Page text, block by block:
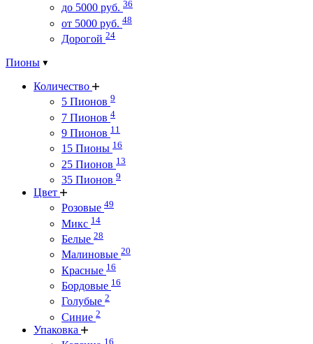
до 5000 руб. 36
от 5000 руб. 48
Дорогой 24
Пионы
Количество
5 Пионов 9
7 Пионов 4
9 Пионов 11
15 Пионы 16
25 Пионов 13
35 Пионов 9
Цвет
Розовые 49
Микс 14
Белые 28
Малиновые 20
Красные 16
Бордовые 16
Голубые 2
Синие 2
Упаковка
16